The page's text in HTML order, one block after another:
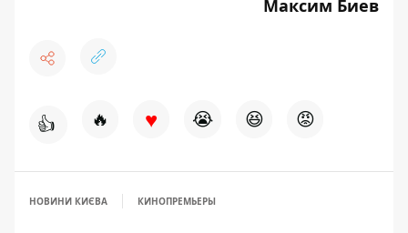
Максим Биев
👍 🔥 ♥ 😭 😆 😡
НОВИНИ КИЄВА КИНОПРЕМЬЕРЫ